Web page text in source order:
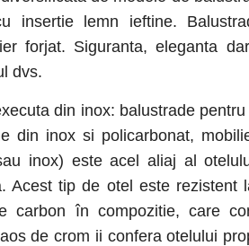
insertie lemn ieftine.
forjat. Siguranta, eleganta
dvs.
din inox: balustrade
din inox si policarbonat,
inox) este acel aliaj al
Acest tip de otel este
carbon în compozitie, care
de crom ii confera otelului